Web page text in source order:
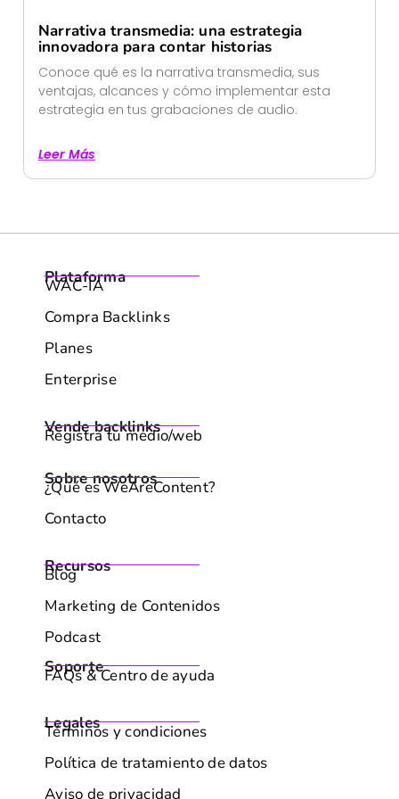
Narrativa transmedia: una estrategia
innovadora para contar historias
Conoce qué es la narrativa transmedia, sus
ventajas, alcances y cómo implementar esta
Leer Más
Plataforma
WAC-IA
Compra Backlinks
Planes
Vende backlinks
Sobre nosotros
¿Qué es WeAreContent?
Recursos
Blog
Marketing de Contenidos
Podcast
Soporte
Legales
Términos y condiciones
Política de tratamiento de datos